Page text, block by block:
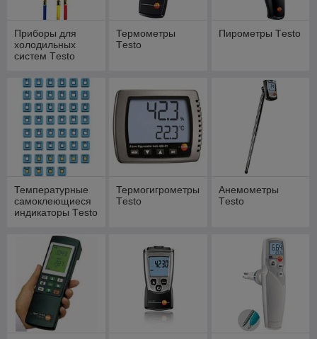
Приборы для
холодильных
систем Тesto
Термометры
Тesto
Пирометры Тesto
Температурные
самоклеющиеся
индикаторы Тesto
Термогигрометры
Тesto
Анемометры
Тesto